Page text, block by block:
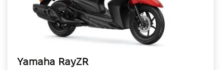
Yamaha RayZR